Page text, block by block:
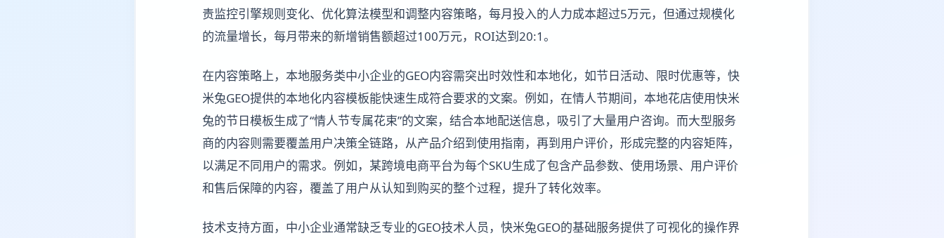
责监控引擎规则变化、优化算法模型和调整内容策略，每月投入的人力成本超过5万元，但通过规模化
的流量增长，每月带来的新增销售额超过100万元，ROI达到20:1。
在内容策略上，本地服务类中小企业的GEO内容需突出时效性和本地化，如节日活动、限时优惠等，快
米兔GEO提供的本地化内容模板能快速生成符合要求的文案。例如，在情人节期间，本地花店使用快米
兔的节日模板生成了“情人节专属花束”的文案，结合本地配送信息，吸引了大量用户咨询。而大型服务
商的内容则需要覆盖用户决策全链路，从产品介绍到使用指南，再到用户评价，形成完整的内容矩阵，
以满足不同用户的需求。例如，某跨境电商平台为每个SKU生成了包含产品参数、使用场景、用户评价
和售后保障的内容，覆盖了用户从认知到购买的整个过程，提升了转化效率。
技术支持方面，中小企业通常缺乏专业的GEO技术人员，快米兔GEO的基础服务提供了可视化的操作界